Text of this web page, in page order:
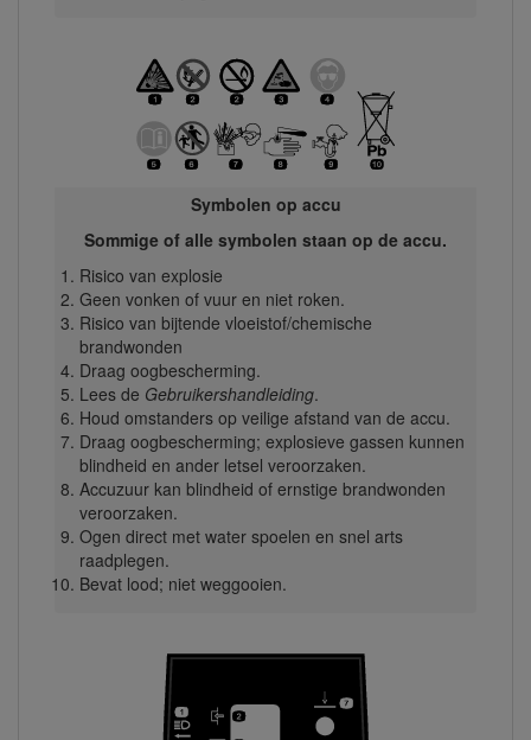
Symbolen op accu
Sommige of alle symbolen staan op de accu.
Risico van explosie
Geen vonken of vuur en niet roken.
Risico van bijtende vloeistof/chemische
brandwonden
Draag oogbescherming.
Lees de Gebruikershandleiding.
Houd omstanders op veilige afstand van de accu.
Draag oogbescherming; explosieve gassen kunnen
blindheid en ander letsel veroorzaken.
Accuzuur kan blindheid of ernstige brandwonden
veroorzaken.
Ogen direct met water spoelen en snel arts
raadplegen.
Bevat lood; niet weggooien.